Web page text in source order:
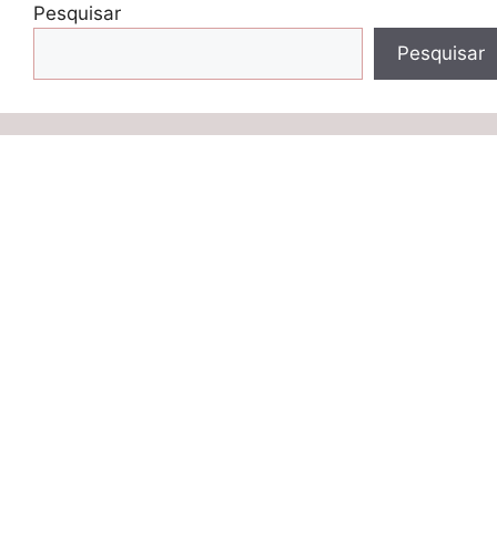
Pesquisar
Pesquisar